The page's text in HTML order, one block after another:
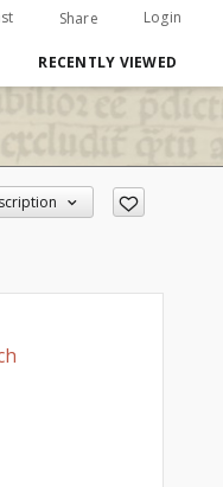
Share Login
RECENTLY VIEWED